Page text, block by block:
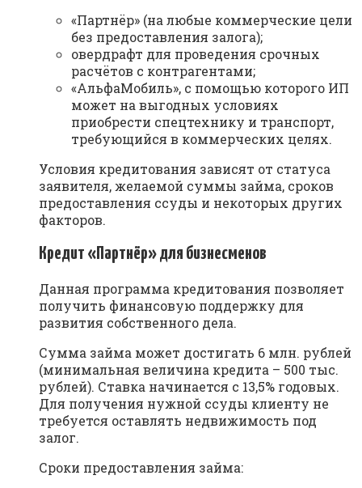
«Партнёр» (на любые коммерческие цели
без предоставления залога);
овердрафт для проведения срочных
расчётов с контрагентами;
«АльфаМобиль», с помощью которого ИП
может на выгодных условиях
приобрести спецтехнику и транспорт,
требующийся в коммерческих целях.
Условия кредитования зависят от статуса
заявителя, желаемой суммы займа, сроков
предоставления ссуды и некоторых других
факторов.
Кредит «Партнёр» для бизнесменов
Данная программа кредитования позволяет
получить финансовую поддержку для
развития собственного дела.
Сумма займа может достигать 6 млн. рублей
(минимальная величина кредита – 500 тыс.
рублей). Ставка начинается с 13,5% годовых.
Для получения нужной ссуды клиенту не
требуется оставлять недвижимость под
залог.
Сроки предоставления займа: